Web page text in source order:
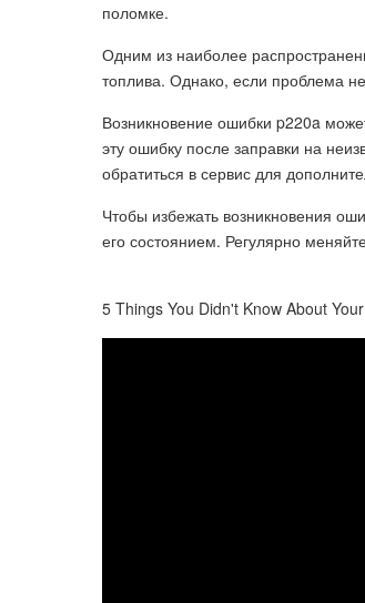
поломке.
Одним из наиболее
топлива. Однако, если проблема
Возникновение ошибки p220a
эту ошибку после заправки на
обратиться в сервис для
Чтобы избежать возникновения
его состоянием. Регулярно
5 Things You Didn't Know About